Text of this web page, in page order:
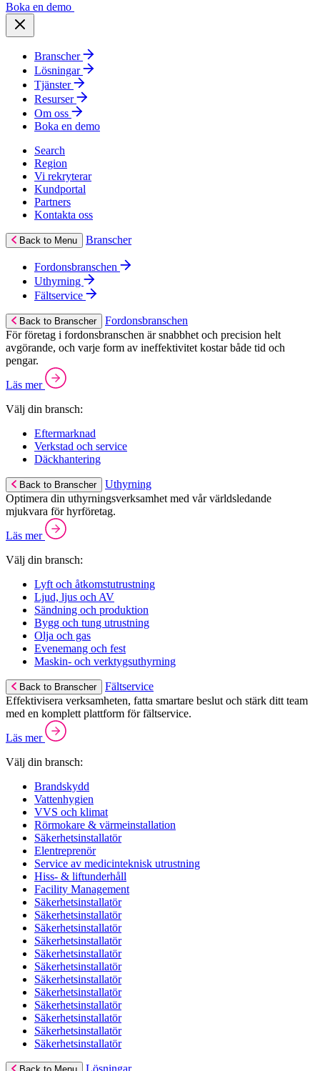
Boka en demo
Branscher
Lösningar
Tjänster
Resurser
Om oss
Boka en demo
Search
Region
Vi rekryterar
Kundportal
Partners
Kontakta oss
Back to Menu Branscher
Fordonsbranschen
Uthyrning
Fältservice
Back to Branscher
Fordonsbranschen
För företag i fordonsbranschen är snabbhet och precision helt
avgörande, och varje form av ineffektivitet kostar både tid och
pengar.
Läs mer
Välj din bransch:
Eftermarknad
Verkstad och service
Däckhantering
Back to Branscher
Uthyrning
Optimera din uthyrningsverksamhet med vår världsledande
mjukvara för hyrföretag.
Läs mer
Välj din bransch:
Lyft och åtkomstutrustning
Ljud, ljus och AV
Sändning och produktion
Bygg och tung utrustning
Olja och gas
Evenemang och fest
Maskin- och verktygsuthyrning
Back to Branscher
Fältservice
Effektivisera verksamheten, fatta smartare beslut och stärk ditt team
med en komplett plattform för fältservice.
Läs mer
Välj din bransch:
Brandskydd
Vattenhygien
VVS och klimat
Rörmokare & värmeinstallation
Säkerhetsinstallatör
Elentreprenör
Service av medicinteknisk utrustning
Hiss- & liftunderhåll
Facility Management
Säkerhetsinstallatör
Säkerhetsinstallatör
Säkerhetsinstallatör
Säkerhetsinstallatör
Säkerhetsinstallatör
Säkerhetsinstallatör
Säkerhetsinstallatör
Säkerhetsinstallatör
Säkerhetsinstallatör
Säkerhetsinstallatör
Säkerhetsinstallatör
Säkerhetsinstallatör
Lösningar